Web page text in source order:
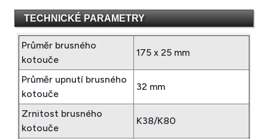
TECHNICKÉ PARAMETRY
Průměr brusného
kotouče
175 x 25 mm
Průměr upnutí brusného
kotouče
32 mm
Zrnitost brusného
kotouče
K38/K80